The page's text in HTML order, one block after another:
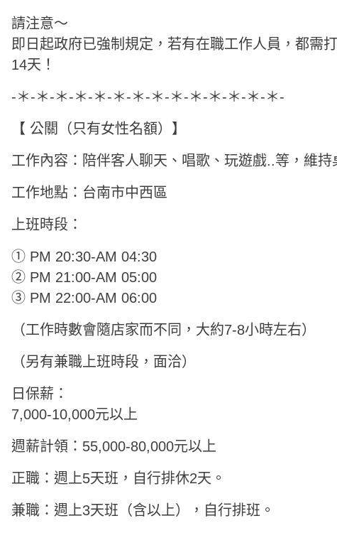
請注意～
即日起政府已強制規定，若有在職工作人員，都需
14天！
-＊-＊-＊-＊-＊-＊-＊-＊-＊-＊-＊-＊-＊-＊-
【 公關（只有女性名額）】
工作內容：陪伴客人聊天、唱歌、玩遊戲..等，維持
工作地點：台南市中西區
上班時段：
① PM 20:30-AM 04:30
② PM 21:00-AM 05:00
③ PM 22:00-AM 06:00
（工作時數會隨店家而不同，大約7-8小時左右）
（另有兼職上班時段，面洽）
日保薪：
7,000-10,000元以上
週薪計領：55,000-80,000元以上
正職：週上5天班，自行排休2天。
兼職：週上3天班（含以上），自行排班。